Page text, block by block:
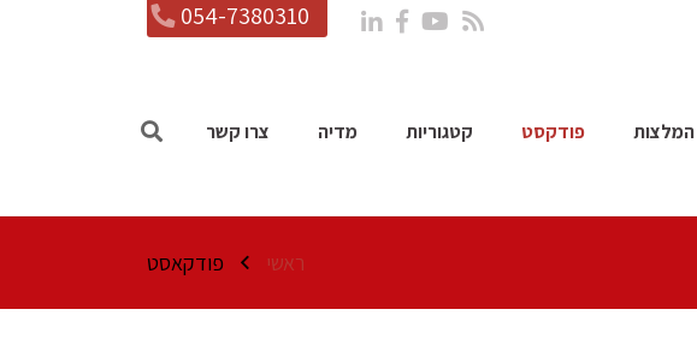
054-7380310
המלצות פודקסט קטגוריות מדיה צרו קשר
ראשי פודקאסט